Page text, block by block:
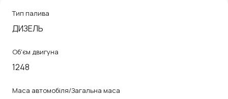
Тип палива
ДИЗЕЛЬ
Об'єм двигуна
1248
Маса автомобіля/Загальна маса